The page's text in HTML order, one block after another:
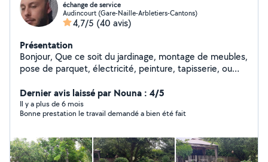
échange de service
Audincourt (Gare-Naille-Arbletiers-Cantons)
4,7/5 (40 avis)
Présentation
Bonjour, Que ce soit du jardinage, montage de meubles,
pose de parquet, électricité, peinture, tapisserie, ou
en même temps de rénover ma maison niveau placo et
électricité, tout comme peinture et papiers peints !
Dernier avis laissé par Nouna : 4/5
Il y a plus de 6 mois
Bonne prestation le travail demandé a bien été fait